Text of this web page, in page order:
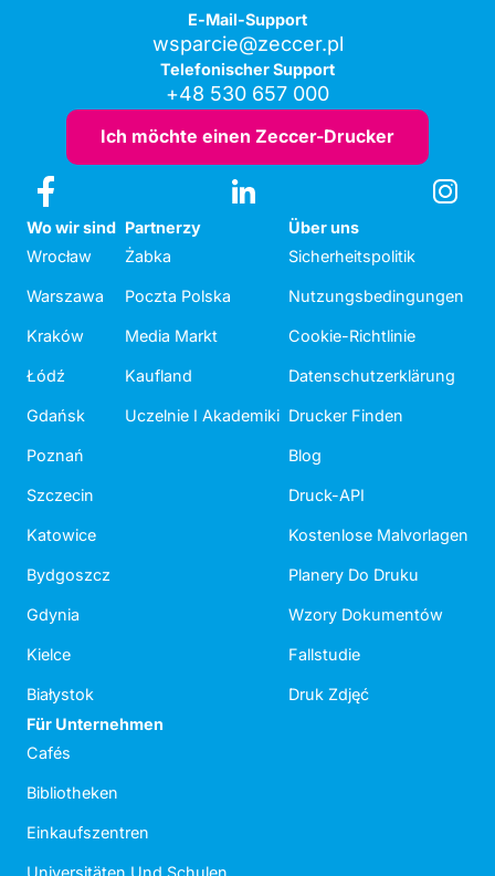
E-Mail-Support
wsparcie@zeccer.pl
Telefonischer Support
+48 530 657 000
Ich möchte einen Zeccer-Drucker
Wo wir sind
Wrocław
Warszawa
Kraków
Łódź
Gdańsk
Poznań
Szczecin
Katowice
Bydgoszcz
Gdynia
Kielce
Białystok
Partnerzy
Żabka
Poczta Polska
Media Markt
Kaufland
Uczelnie I Akademiki
Über uns
Sicherheitspolitik
Nutzungsbedingungen
Cookie-Richtlinie
Datenschutzerklärung
Drucker Finden
Blog
Druck-API
Kostenlose Malvorlagen
Planery Do Druku
Wzory Dokumentów
Fallstudie
Druk Zdjęć
Für Unternehmen
Cafés
Bibliotheken
Einkaufszentren